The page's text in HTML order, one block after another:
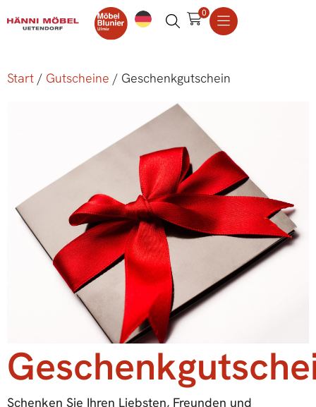
0
Start / Gutscheine / Geschenkgutschein
Schenken Sie Ihren Liebsten, Freunden und